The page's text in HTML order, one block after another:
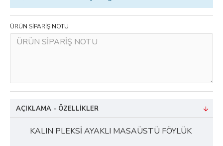
ÜRÜN SİPARİŞ NOTU
AÇIKLAMA - ÖZELLIKLER
KALIN PLEKSİ AYAKLI MASAÜSTÜ FÖYLÜK